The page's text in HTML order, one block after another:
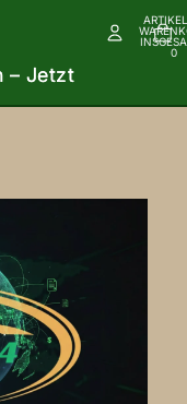
0
– Jetzt
– Jetzt